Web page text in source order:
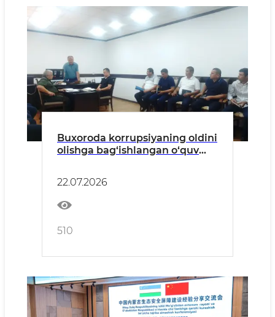
Buxoroda korrupsiyaning oldini
olishga bag‘ishlangan o‘quv
22.07.2026
510